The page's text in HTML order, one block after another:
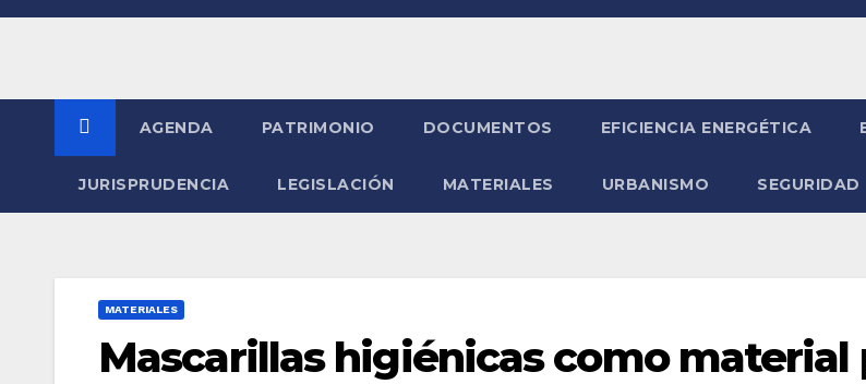
Saltar
AGENDA PATRIMONIO DOCUMENTOS EFICIENCIA ENERGÉTICA
JURISPRUDENCIA LEGISLACIÓN MATERIALES URBANISMO SEGURIDAD
MATERIALES
Mascarillas higiénicas como material